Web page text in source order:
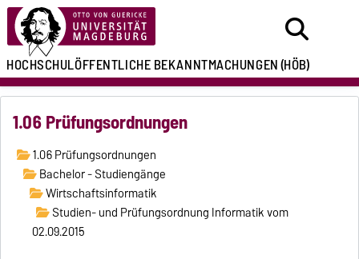
HOCHSCHULÖFFENTLICHEBEKANNTMACHUNGEN(HÖB)
1.06 Prüfungsordnungen
1.06 Prüfungsordnungen
Bachelor - Studiengänge
Wirtschaftsinformatik
Studien- und Prüfungsordnung Informatik vom
02.09.2015